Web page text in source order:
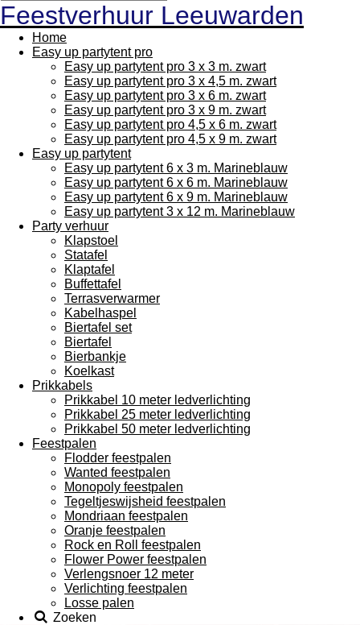
Feestverhuur Leeuwarden
Home
Easy up partytent pro
Easy up partytent pro 3 x 3 m. zwart
Easy up partytent pro 3 x 4,5 m. zwart
Easy up partytent pro 3 x 6 m. zwart
Easy up partytent pro 3 x 9 m. zwart
Easy up partytent pro 4,5 x 6 m. zwart
Easy up partytent pro 4,5 x 9 m. zwart
Easy up partytent
Easy up partytent 6 x 3 m. Marineblauw
Easy up partytent 6 x 6 m. Marineblauw
Easy up partytent 6 x 9 m. Marineblauw
Easy up partytent 3 x 12 m. Marineblauw
Party verhuur
Klapstoel
Statafel
Klaptafel
Buffettafel
Terrasverwarmer
Kabelhaspel
Biertafel set
Biertafel
Bierbankje
Koelkast
Prikkabels
Prikkabel 10 meter ledverlichting
Prikkabel 25 meter ledverlichting
Prikkabel 50 meter ledverlichting
Feestpalen
Flodder feestpalen
Wanted feestpalen
Monopoly feestpalen
Tegeltjeswijsheid feestpalen
Mondriaan feestpalen
Oranje feestpalen
Rock en Roll feestpalen
Flower Power feestpalen
Verlengsnoer 12 meter
Verlichting feestpalen
Losse palen
Zoeken